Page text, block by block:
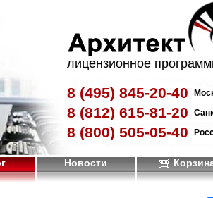
лицензионное
8 (495) 845-20-40
8 (812) 615-81-20
8 (800) 505-05-40
Новости